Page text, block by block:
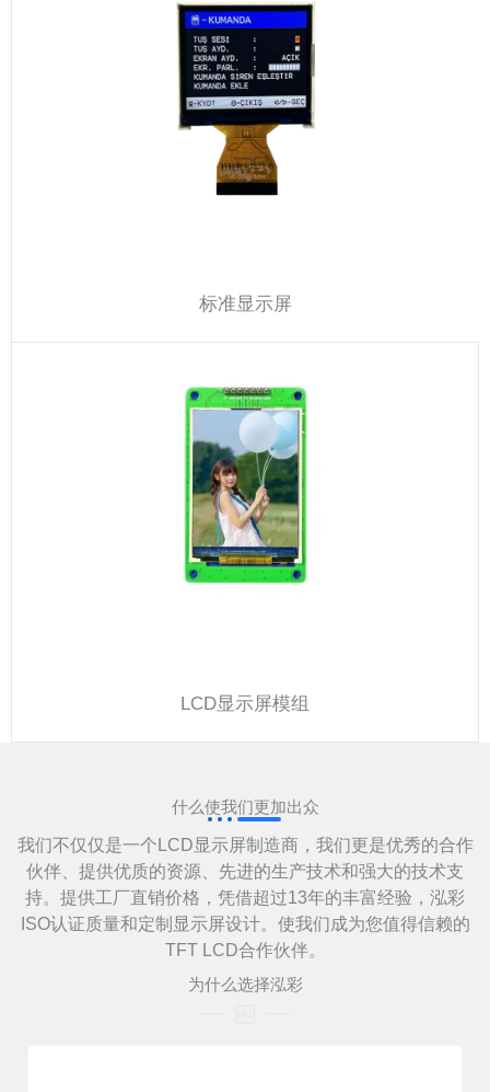
标准显示屏
LCD显示屏模组
什么使我们更加出众
我们不仅仅是一个LCD显示屏制造商，我们更是优秀的合作
伙伴、提供优质的资源、先进的生产技术和强大的技术支
持。提供工厂直销价格，凭借超过13年的丰富经验，泓彩
ISO认证质量和定制显示屏设计。使我们成为您值得信赖的
TFT LCD合作伙伴。
为什么选择泓彩